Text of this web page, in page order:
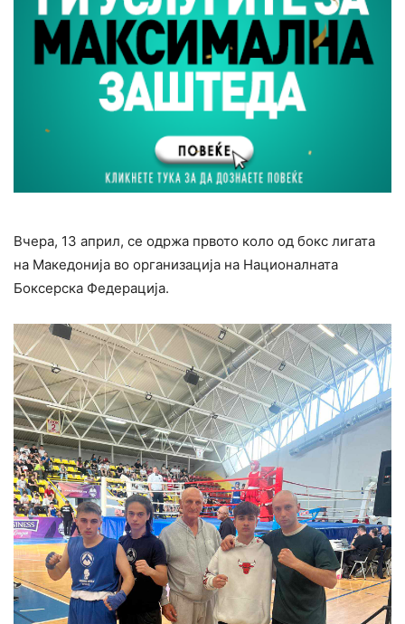
Вчера, 13 април, се одржа првото коло од бокс лигата
на Македонија во организација на Националната
Боксерска Федерација.